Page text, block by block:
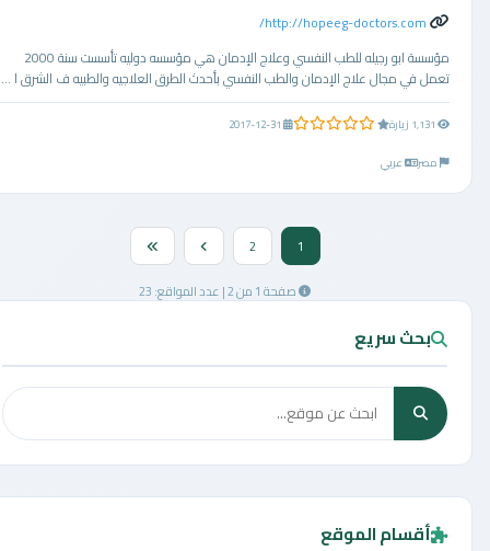
http://hopeeg-doctors.com/
مؤسسة ابو رجيله للطب النفسي وعلاج الإدمان هي مؤسسه دوليه تأسست سنة 2000
تعمل في مجال علاج الإدمان والطب النفسي بأحدث الطرق العلاجيه والطبيه ف الشرق ا ...
0.0 من 5 نجوم
2017-12-31
مصر
عربي
صفحة 1 من 2 | عدد المواقع: 23
بحث سريع
أقسام الموقع